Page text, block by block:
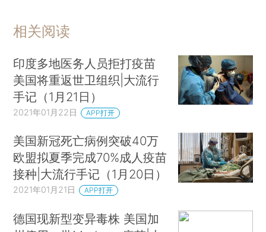
相关阅读
印度多地医务人员拒打疫苗
美国将重返世卫组织|大流行
手记（1月21日）
2021年01月22日 APP打开
美国新冠死亡病例突破40万
欧盟拟夏季完成70%成人疫苗
接种|大流行手记（1月20日）
2021年01月21日 APP打开
德国现新型变异毒株 美国加